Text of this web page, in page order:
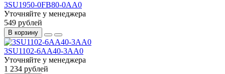
3SU1950-0FB80-0AA0
Уточняйте у менеджера
549 рублей
В корзину
3SU1102-6AA40-3AA0
Уточняйте у менеджера
1 234 рублей